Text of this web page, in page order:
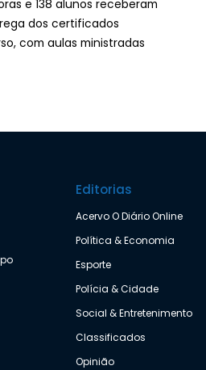
alunos receberam
dos certificados
com aulas ministradas
Editorias
Acervo O Diário Online
Política & Economia
Esporte
Polícia & Cidade
Social & Entretenimento
Classificados
Opinião